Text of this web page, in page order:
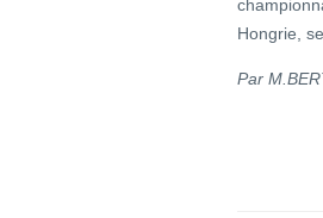
Hongrie,
Par